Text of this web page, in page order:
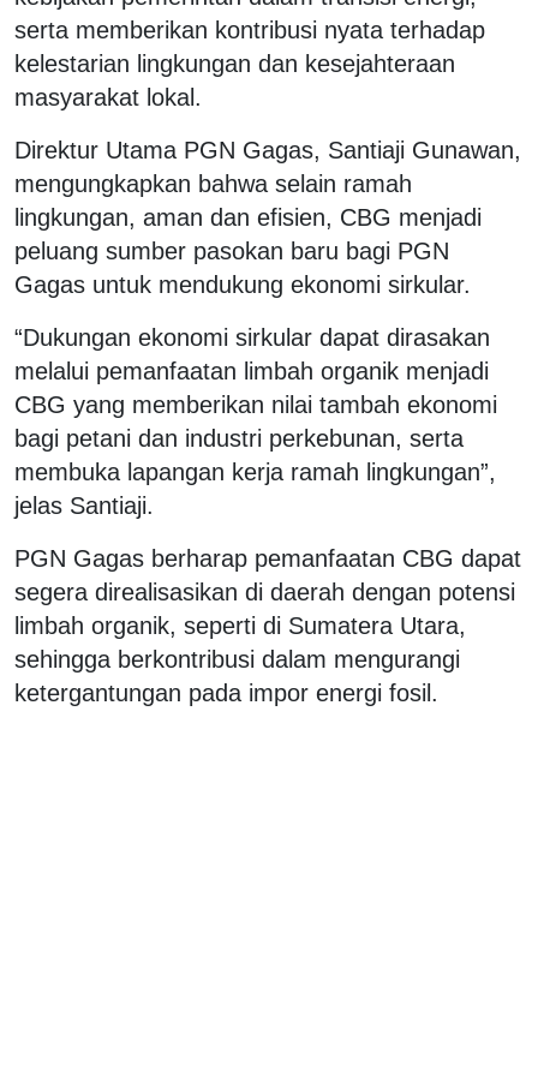
serta memberikan kontribusi nyata terhadap
kelestarian lingkungan dan kesejahteraan
masyarakat lokal.
Direktur Utama PGN Gagas, Santiaji Gunawan,
mengungkapkan bahwa selain ramah
lingkungan, aman dan efisien, CBG menjadi
peluang sumber pasokan baru bagi PGN
Gagas untuk mendukung ekonomi sirkular.
“Dukungan ekonomi sirkular dapat dirasakan
melalui pemanfaatan limbah organik menjadi
CBG yang memberikan nilai tambah ekonomi
bagi petani dan industri perkebunan, serta
membuka lapangan kerja ramah lingkungan”,
jelas Santiaji.
PGN Gagas berharap pemanfaatan CBG dapat
segera direalisasikan di daerah dengan potensi
limbah organik, seperti di Sumatera Utara,
sehingga berkontribusi dalam mengurangi
ketergantungan pada impor energi fosil.